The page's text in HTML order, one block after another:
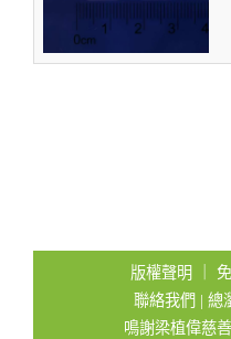
版權聲明
聯絡我們 | 總
鳴謝梁植偉慈